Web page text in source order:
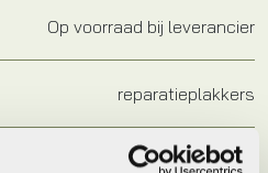
Op voorraad bij leverancier
reparatieplakkers
Cordo